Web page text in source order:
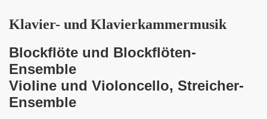
Klavier- und Klavierkammermusik
Blockflöte und Blockflöten-
Ensemble
Violine und Violoncello, Streicher-
Ensemble